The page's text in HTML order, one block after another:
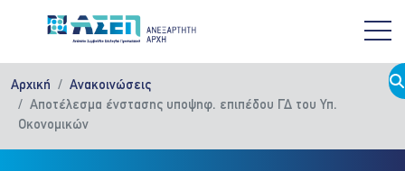
Αρχική
Ανακοινώσεις
Αποτέλεσμα ένστασης υποψηφ. επιπέδου ΓΔ του Υπ.
Οκονομικών